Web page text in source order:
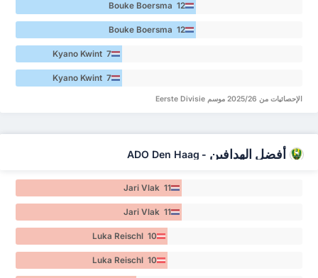
Bouke Boersma 12
Bouke Boersma 12
Kyano Kwint 7
Kyano Kwint 7
الإحصائيات من 2025/26 موسم Eerste Divisie
أفضل الهدافين -
ADO Den Haag
Jari Vlak 11
Jari Vlak 11
Luka Reischl 10
Luka Reischl 10